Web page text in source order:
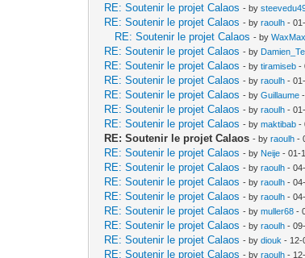
RE: Soutenir le projet Calaos - by
RE: Soutenir le projet Calaos - byraoulh -
RE: Soutenir le projet Calaos - byWaxMax
RE: Soutenir le projet Calaos - by
RE: Soutenir le projet Calaos - bytiramiseb -
RE: Soutenir le projet Calaos - byraoulh -
RE: Soutenir le projet Calaos - byGuillaume
RE: Soutenir le projet Calaos - byraoulh -
RE: Soutenir le projet Calaos - bymaktibab -
RE: Soutenir le projet Calaos - byraoulh -
RE: Soutenir le projet Calaos - by Neije - 01-
RE: Soutenir le projet Calaos - byraoulh -
RE: Soutenir le projet Calaos - byraoulh -
RE: Soutenir le projet Calaos - byraoulh -
RE: Soutenir le projet Calaos - bymuller68 -
RE: Soutenir le projet Calaos - byraoulh -
RE: Soutenir le projet Calaos - bydiouk - 12-
RE: Soutenir le projet Calaos - byraoulh -